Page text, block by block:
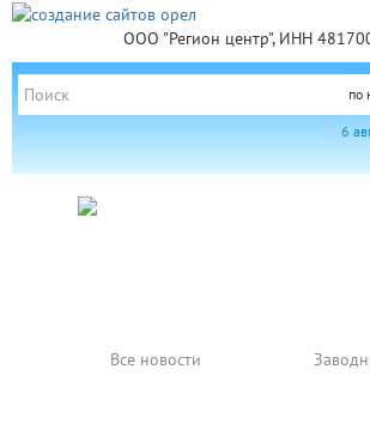
ООО "Регион центр", ИНН
по
6
Все новости